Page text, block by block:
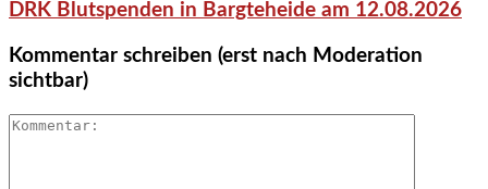
DRK Blutspenden in Bargteheide am 12.08.2026
Kommentar schreiben (erst nach Moderation
sichtbar)